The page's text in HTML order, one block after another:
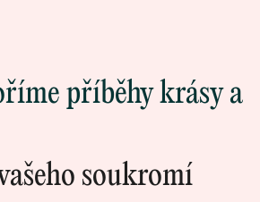
soukromí
příběhy krásy a